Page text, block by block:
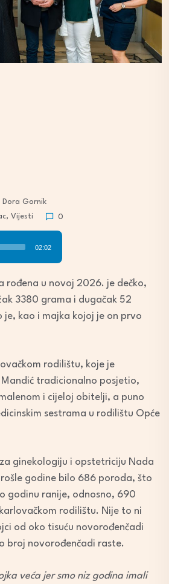
Dora Gornik
, Vijesti 0
02:02
rođena u novoj 2026. je dečko,
3380 grama i dugačak 52
je, kao i majka kojoj je on prvo
rodilištu, koje je
tradicionalno posjetio,
i cijeloj obitelji, a puno
sestrama u rodilištu Opće
za ginekologiju i opstetriciju Nada
godine bilo 686 poroda, što
godinu ranije, odnosno, 690
rodilištu. Nije to ni
od oko tisuću novorođenčadi
broj novorođenčadi raste.
veća jer smo niz godina imali